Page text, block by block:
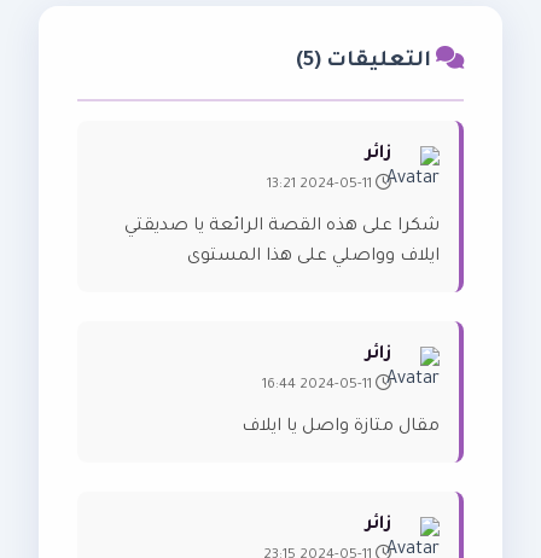
التعليقات (5)
زائر
شكرا على هذه القصة الرائعة يا صديقتي
ايلاف وواصلي على هذا المستوى
زائر
مقال متازة واصل يا ايلاف
زائر